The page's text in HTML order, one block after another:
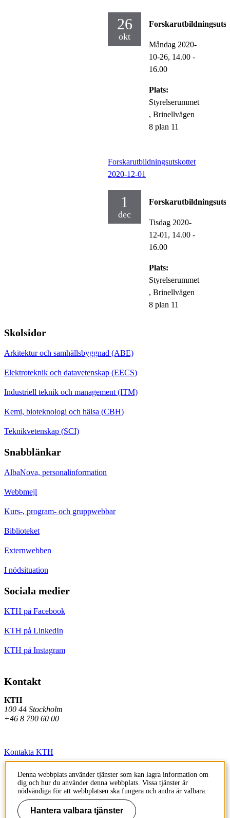
26
okt
Måndag 2020-
10-26, 14.00 -
16.00
Plats:
Styrelserummet
, Brinellvägen
8 plan 11
Forskarutbildningsutskottet
2020-12-01
1
dec
Tisdag 2020-
12-01, 14.00 -
16.00
Plats:
Styrelserummet
, Brinellvägen
8 plan 11
Skolsidor
Arkitektur och samhällsbyggnad (ABE)
Elektroteknik och datavetenskap (EECS)
Industriell teknik och management (ITM)
Kemi, bioteknologi och hälsa (CBH)
Teknikvetenskap (SCI)
Snabblänkar
AlbaNova, personalinformation
Webbmejl
Kurs-, program- och gruppwebbar
Biblioteket
Externwebben
I nödsituation
Sociala medier
KTH på Facebook
KTH på LinkedIn
KTH på Instagram
Kontakt
KTH
100 44 Stockholm
+46 8 790 60 00
Kontakta KTH
Jobba på KTH
Press och media
Faktura och betalning KTH
Denna webbplats använder tjänster som kan lagra information om
dig och hur du använder denna webbplats. Vissa tjänster är
nödvändiga för att webbplatsen ska fungera och andra är valbara.
Hantera valbara tjänster